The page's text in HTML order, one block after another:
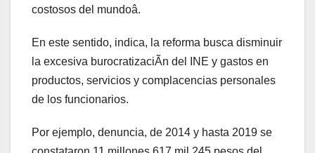
costosos del mundoâ.
En este sentido, indica, la reforma busca disminuir
la excesiva burocratizaciÃn del INE y gastos en
productos, servicios y complacencias personales
de los funcionarios.
Por ejemplo, denuncia, de 2014 y hasta 2019 se